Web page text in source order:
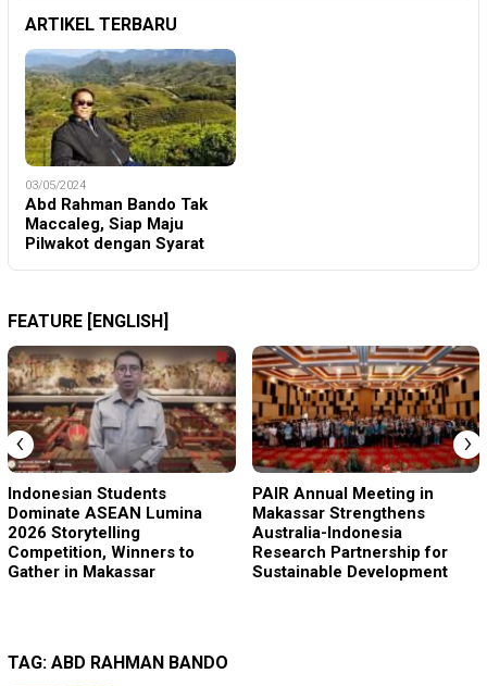
ARTIKEL TERBARU
03/05/2024
Abd Rahman Bando Tak
Maccaleg, Siap Maju
Pilwakot dengan Syarat
FEATURE [ENGLISH]
Indonesian Students
Dominate ASEAN Lumina
2026 Storytelling
Competition, Winners to
Gather in Makassar
PAIR Annual Meeting in
Makassar Strengthens
Australia-Indonesia
Research Partnership for
Sustainable Development
‹ ›
TAG: ABD RAHMAN BANDO